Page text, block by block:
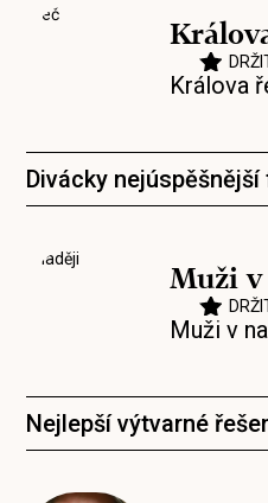
Králova
Divácky nejúspěšnější
Muži
Muži v
Nejlepší výtvarné